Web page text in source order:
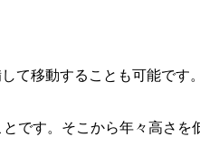
て移動することも可能です
です。そこから年々高さを